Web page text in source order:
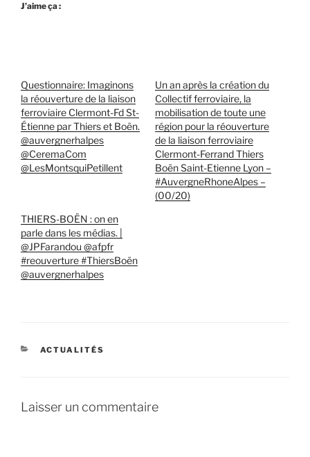
J’aime ça :
Questionnaire: Imaginons
la réouverture de la liaison
ferroviaire Clermont-Fd St-
Étienne par Thiers et Boën.
@auvergnerhalpes
@CeremaCom
@LesMontsquiPetillent
Un an après la création du
Collectif ferroviaire, la
mobilisation de toute une
région pour la réouverture
de la liaison ferroviaire
Clermont-Ferrand Thiers
Boën Saint-Etienne Lyon –
#AuvergneRhoneAlpes –
(00/20)
THIERS-BOËN : on en
parle dans les médias. |
@JPFarandou @afpfr
#reouverture #ThiersBoën
@auvergnerhalpes
CATÉGORIES
ACTUALITÉS
Laisser un commentaire